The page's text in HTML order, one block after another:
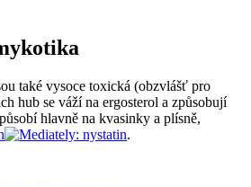
také vysoce toxická (obzvlášť pro
hub se váží na ergosterol a způsobují
hlavně na kvasinky a plísně,
.